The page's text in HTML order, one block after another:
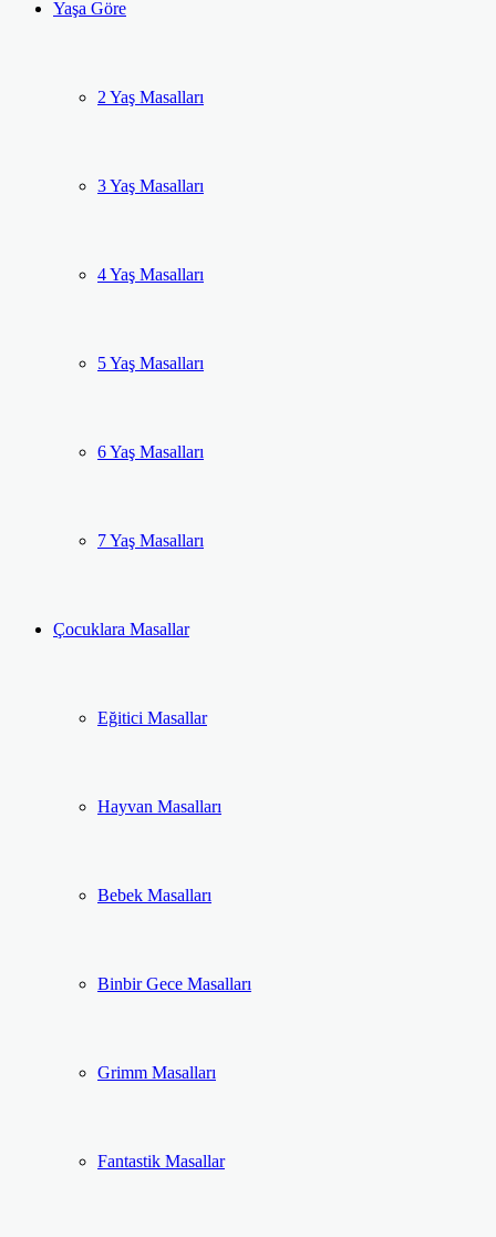
Yaşa Göre
2 Yaş Masalları
3 Yaş Masalları
4 Yaş Masalları
5 Yaş Masalları
6 Yaş Masalları
7 Yaş Masalları
Çocuklara Masallar
Eğitici Masallar
Hayvan Masalları
Bebek Masalları
Binbir Gece Masalları
Grimm Masalları
Fantastik Masallar